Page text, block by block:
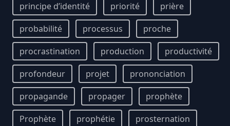
principe d’identité
priorité
prière
probabilité
processus
proche
procrastination
production
productivité
profondeur
projet
prononciation
propagande
propager
prophète
Prophète
prophétie
prosternation